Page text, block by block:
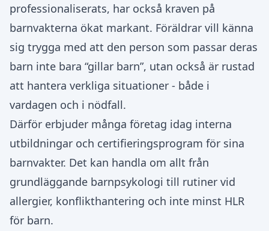
professionaliserats, har också kraven på
barnvakterna ökat markant. Föräldrar vill känna
sig trygga med att den person som passar deras
barn inte bara “gillar barn”, utan också är rustad
att hantera verkliga situationer - både i
vardagen och i nödfall.
Därför erbjuder många företag idag interna
utbildningar och certifieringsprogram för sina
barnvakter. Det kan handla om allt från
grundläggande barnpsykologi till rutiner vid
allergier, konflikthantering och inte minst HLR
för barn.